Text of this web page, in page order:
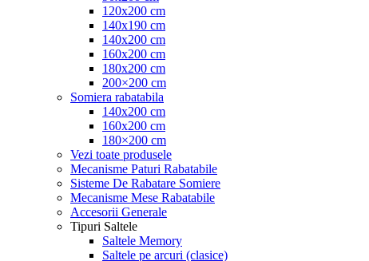
120x200 cm
140x190 cm
140x200 cm
160x200 cm
180x200 cm
200×200 cm
Somiera rabatabila
140x200 cm
160x200 cm
180×200 cm
Vezi toate produsele
Mecanisme Paturi Rabatabile
Sisteme De Rabatare Somiere
Mecanisme Mese Rabatabile
Accesorii Generale
Tipuri Saltele
Saltele Memory
Saltele pe arcuri (clasice)